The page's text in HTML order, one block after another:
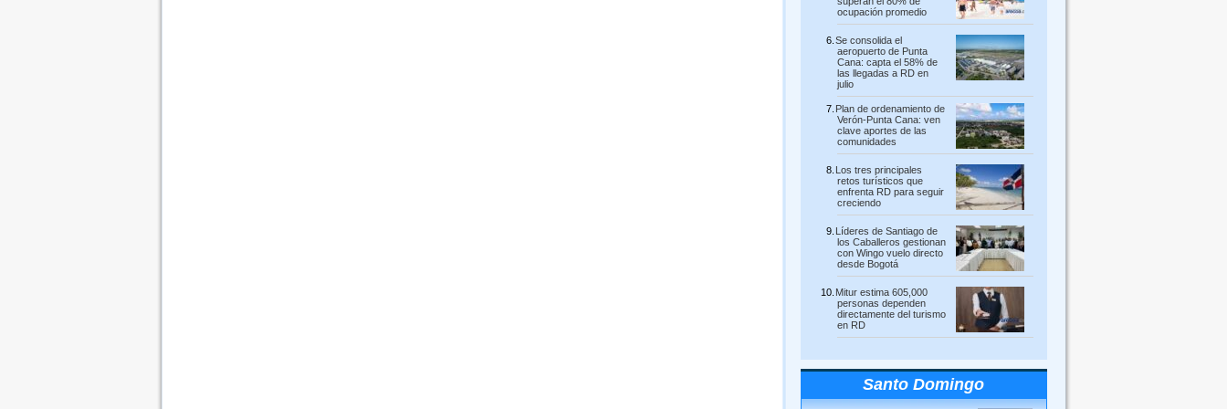
ocupación promedio
Se consolida el
aeropuerto de Punta
Cana: capta el 58% de
las llegadas a RD en
julio
Plan de ordenamiento de
Verón-Punta Cana: ven
clave aportes de las
comunidades
Los tres principales
retos turísticos que
enfrenta RD para seguir
creciendo
Líderes de Santiago de
los Caballeros gestionan
con Wingo vuelo directo
desde Bogotá
Mitur estima 605,000
personas dependen
directamente del turismo
en RD
Santo Domingo